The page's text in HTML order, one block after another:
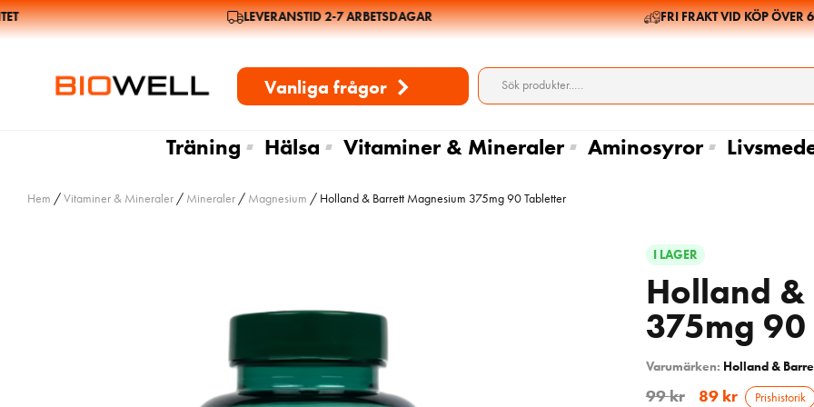
LEVERANSTID 2-7 ARBETSDAGAR FRI FRAKT VID KÖP ÖVER 699
Vanliga frågor
Träning Hälsa Vitaminer & Mineraler Aminosyror
Hem /Vitaminer & Mineraler / Mineraler / Magnesium / Holland & Barrett Magnesium 375mg 90 Tabletter
I LAGER
Holland &
375mg 90
Varumärken: Holland &
99kr 89 kr Prishistorik